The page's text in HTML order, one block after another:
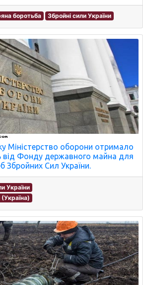
боротьба Збройні сили України
Міністерство оборони отримало
від Фонду державного майна для
Збройних Сил України.
України